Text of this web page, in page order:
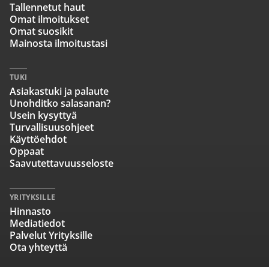
Tallennetut haut
Omat ilmoitukset
Omat suosikit
Mainosta ilmoitustasi
TUKI
Asiakastuki ja palaute
Unohditko salasanan?
Usein kysyttyä
Turvallisuusohjeet
Käyttöehdot
Oppaat
Saavutettavuusseloste
YRITYKSILLE
Hinnasto
Mediatiedot
Palvelut Yrityksille
Ota yhteyttä